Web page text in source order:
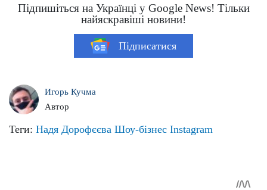
Підпишіться на Українці у Google News! Тільки
найяскравіші новини!
Підписатися
Игорь Кучма
Автор
Теги: Надя Дорофєєва Шоу-бізнес Instagram